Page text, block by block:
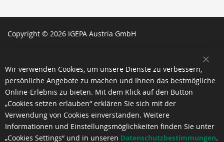
Copyright © 2026 IGEPA Austria GmbH
Wir verwenden Cookies, um unsere Dienste zu verbessern,
persönliche Angebote zu machen und Ihnen das bestmögliche
Online-Erlebnis zu bieten. Mit dem Klick auf den Button
„Cookies setzen erlauben“ erklären Sie sich mit der
Verwendung von Cookies einverstanden. Weitere
Informationen und Einstellungsmöglichkeiten finden Sie unter
„Cookies Settings“ und in unseren Datenschutzbestimmungen.